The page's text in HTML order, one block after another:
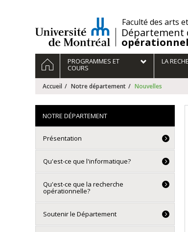
/Faculté des arts
Département
Navigation
principale
ACCUEILPROGRAMMES ET
COURS
LA
Accueil Notre département Nouvelles
NOTRE DÉPARTEMENT
Présentation
Qu'est-ce que l'informatique?
Qu'est-ce que la recherche
opérationnelle?
Soutenir le Département